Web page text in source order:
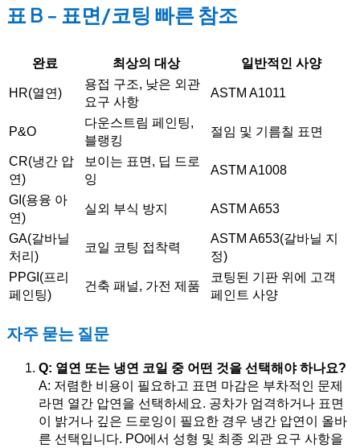
표 B - 표면/코팅 빠른 참조
완료 최상의 대상 일반적인 사양
HR(열연)
용접 구조, 낮은 외관
요구 사항
ASTM A1011
P&O
다운스트림 페인팅,
블랭킹
절임 및 기름칠 표면
CR(냉간 압
연)
보이는 표면, 딥 드로
잉
ASTM A1008
GI(용융 아
연)
실외 부식 방지 ASTM A653
GA(갈바닐
처리)
코일 코팅 접착력
ASTM A653(갈바닐 지
정)
PPGI(프리
페인팅)
건축 패널, 가전 제품
코팅된 기판 위에 고객
페인트 사양
자주 묻는 질문
Q: 열연 또는 냉연 코일 중 어떤 것을 선택해야 하나요?
A: 저렴한 비용이 필요하고 표면 마감은 부차적인 문제
라면 열간 압연을 선택하세요. 공차가 엄격하거나 표면
이 밝거나 깊은 드로잉이 필요한 경우 냉간 압연이 올바
른 선택입니다. PO에서 성형 및 최종 외관 요구 사항을